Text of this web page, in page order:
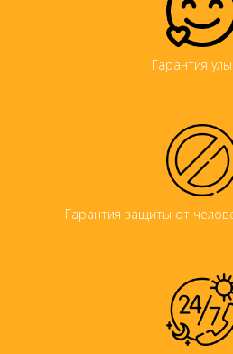
Гарантия
Гарантия защиты от